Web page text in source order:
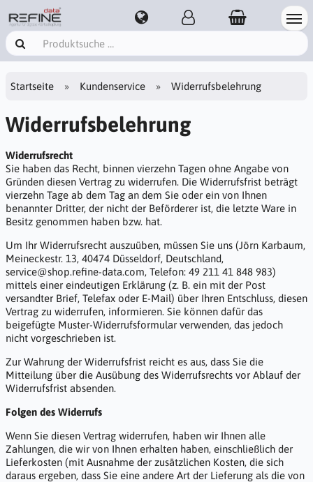
Startseite Kundenservice Widerrufsbelehrung
Widerrufsbelehrung
Widerrufsrecht
Sie haben das Recht, binnen vierzehn Tagen ohne Angabe von
Gründen diesen Vertrag zu widerrufen. Die Widerrufsfrist beträgt
vierzehn Tage ab dem Tag an dem Sie oder ein von Ihnen
benannter Dritter, der nicht der Beförderer ist, die letzte Ware in
Besitz genommen haben bzw. hat.
Um Ihr Widerrufsrecht auszuüben, müssen Sie uns (Jörn Karbaum,
Meineckestr. 13, 40474 Düsseldorf, Deutschland,
service@shop.refine-data.com, Telefon: 49 211 41 848 983)
mittels einer eindeutigen Erklärung (z. B. ein mit der Post
versandter Brief, Telefax oder E-Mail) über Ihren Entschluss, diesen
Vertrag zu widerrufen, informieren. Sie können dafür das
beigefügte Muster-Widerrufsformular verwenden, das jedoch
nicht vorgeschrieben ist.
Zur Wahrung der Widerrufsfrist reicht es aus, dass Sie die
Mitteilung über die Ausübung des Widerrufsrechts vor Ablauf der
Widerrufsfrist absenden.
Folgen des Widerrufs
Wenn Sie diesen Vertrag widerrufen, haben wir Ihnen alle
Zahlungen, die wir von Ihnen erhalten haben, einschließlich der
Lieferkosten (mit Ausnahme der zusätzlichen Kosten, die sich
daraus ergeben, dass Sie eine andere Art der Lieferung als die von